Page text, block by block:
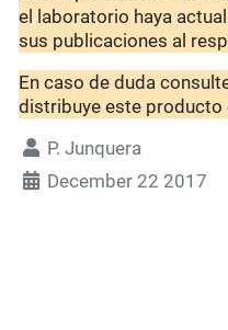
el laboratorio haya
sus publicaciones al
En caso de duda
distribuye este producto
P. Junquera
December 22 2017